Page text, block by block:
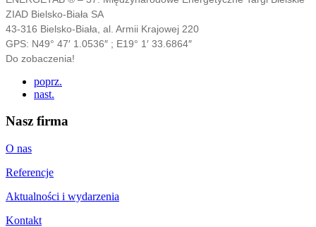
ZIAD Bielsko-Biała SA
43-316 Bielsko-Biała, al. Armii Krajowej 220
GPS: N49° 47′ 1.0536″ ; E19° 1′ 33.6864″
Do zobaczenia!
poprz.
nast.
Nasz firma
O nas
Referencje
Aktualności i wydarzenia
Kontakt